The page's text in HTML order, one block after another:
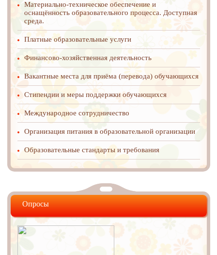
Материально-техническое обеспечение и
оснащённость образовательного процесса. Доступная
среда.
Платные образовательные услуги
Финансово-хозяйственная деятельность
Вакантные места для приёма (перевода) обучающихся
Стипендии и меры поддержки обучающихся
Международное cотрудничество
Организация питания в образовательной организации
Образовательные стандарты и требования
Опросы